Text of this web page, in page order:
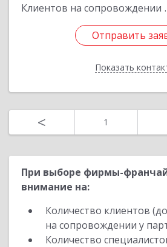
Клиентов на сопровождении
Отправить
Показать
Отправить
Назад
< 1
При выборе фирмы-
внимание на:
Количество клиентов
на сопровождении у
Количество